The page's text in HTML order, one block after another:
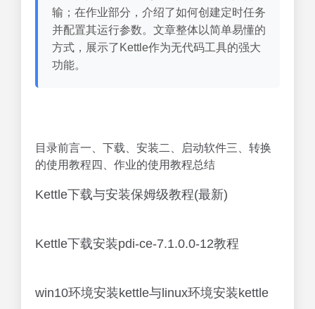
输；在作业部分，介绍了如何创建定时任务
并配置其运行参数。文章整体以简单易懂的
方式，展示了Kettle作为无代码工具的强大
功能。
目录前言一、下载、安装二、启动软件三、转换
的使用教程四、作业的使用教程总结
Kettle下载与安装保姆级教程(最新)
Kettle下载安装pdi-ce-7.1.0.0-12教程
win10环境安装kettle与linux环境安装kettle